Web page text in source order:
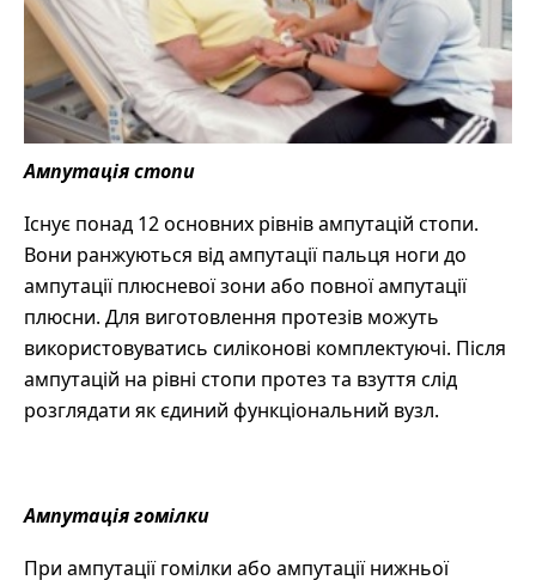
Ампутація стопи
Існує понад 12 основних рівнів ампутацій стопи.
Вони ранжуються від ампутації пальця ноги до
ампутації плюсневої зони або повної ампутації
плюсни. Для виготовлення протезів можуть
використовуватись силіконові комплектуючі. Після
ампутацій на рівні стопи протез та взуття слід
розглядати як єдиний функціональний вузл.
Ампутація гомілки
При ампутації гомілки або ампутації нижньої